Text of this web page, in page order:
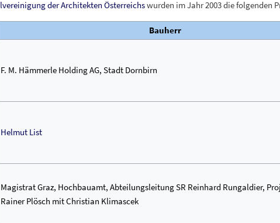
der Architekten Österreichswurden im Jahr 2003 die folgenden
Bauherr
F. M. Hämmerle Holding AG, Stadt Dornbirn
Helmut List
Magistrat Graz, Hochbauamt, Abteilungsleitung SR Reinhard Rungaldier,
Rainer Plösch mit Christian Klimascek